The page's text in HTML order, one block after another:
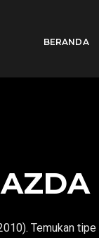
BERANDA
Temukan